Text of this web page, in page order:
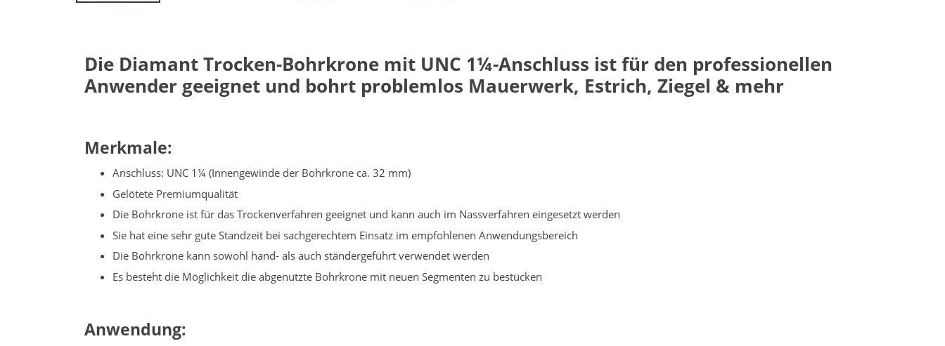
Die Diamant Trocken-Bohrkrone mit UNC 1¼-Anschluss ist für den professionellen
Anwender geeignet und bohrt problemlos Mauerwerk, Estrich, Ziegel & mehr
Merkmale:
Anschluss: UNC 1¼ (Innengewinde der Bohrkrone ca. 32 mm)
Gelötete Premiumqualität
Die Bohrkrone ist für das Trockenverfahren geeignet und kann auch im Nassverfahren eingesetzt werden
Sie hat eine sehr gute Standzeit bei sachgerechtem Einsatz im empfohlenen Anwendungsbereich
Die Bohrkrone kann sowohl hand- als auch ständergeführt verwendet werden
Es besteht die Möglichkeit die abgenutzte Bohrkrone mit neuen Segmenten zu bestücken
Anwendung: